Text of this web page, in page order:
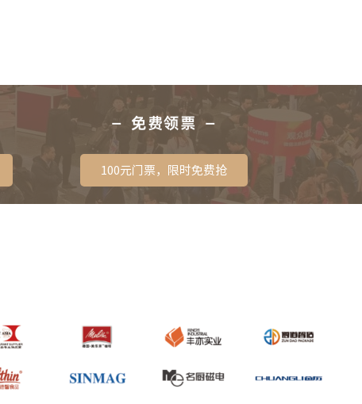
— 免费领票 —
100元门票，限时免费抢